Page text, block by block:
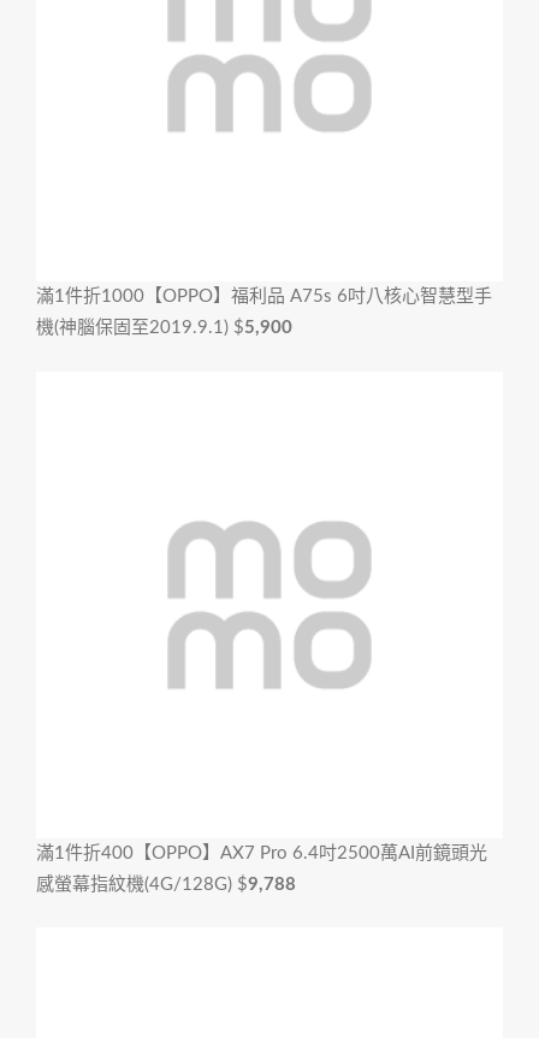
滿1件折1000 【OPPO】福利品 A75s 6吋八核心智慧型手
機(神腦保固至2019.9.1) $5,900
滿1件折400 【OPPO】AX7 Pro 6.4吋2500萬AI前鏡頭光
感螢幕指紋機(4G/128G) $9,788